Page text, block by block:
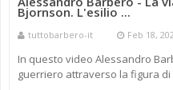
Bjornson. L'esilio ...
tuttobarbero-it Feb 18,
In questo video Alessandro
guerriero attraverso la figura